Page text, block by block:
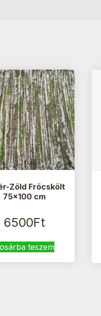
Zöld Fröcskölt
75×100 cm
6500Ft
teszem